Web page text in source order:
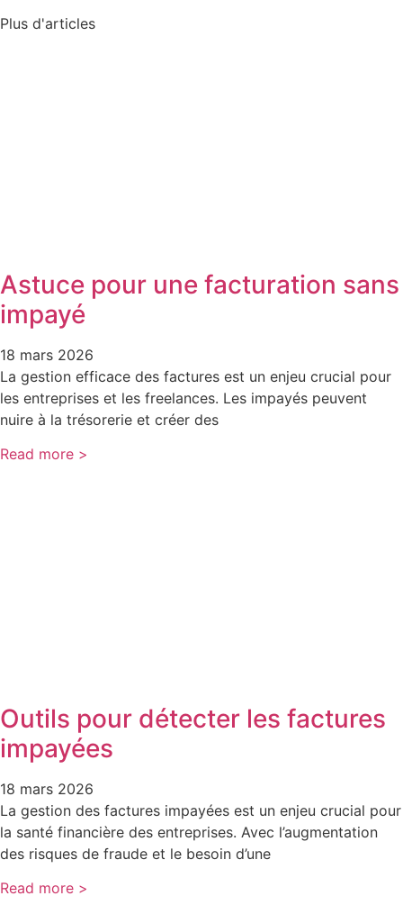
Plus d'articles
Astuce pour une facturation sans
impayé
18 mars 2026
La gestion efficace des factures est un enjeu crucial pour
les entreprises et les freelances. Les impayés peuvent
nuire à la trésorerie et créer des
Read more >
Outils pour détecter les factures
impayées
18 mars 2026
La gestion des factures impayées est un enjeu crucial pour
la santé financière des entreprises. Avec l’augmentation
des risques de fraude et le besoin d’une
Read more >